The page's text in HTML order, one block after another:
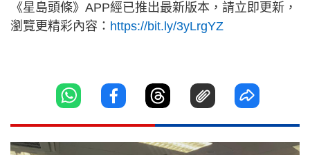
《星島頭條》APP經已推出最新版本，請立即更新，
瀏覽更精彩內容： https://bit.ly/3yLrgYZ